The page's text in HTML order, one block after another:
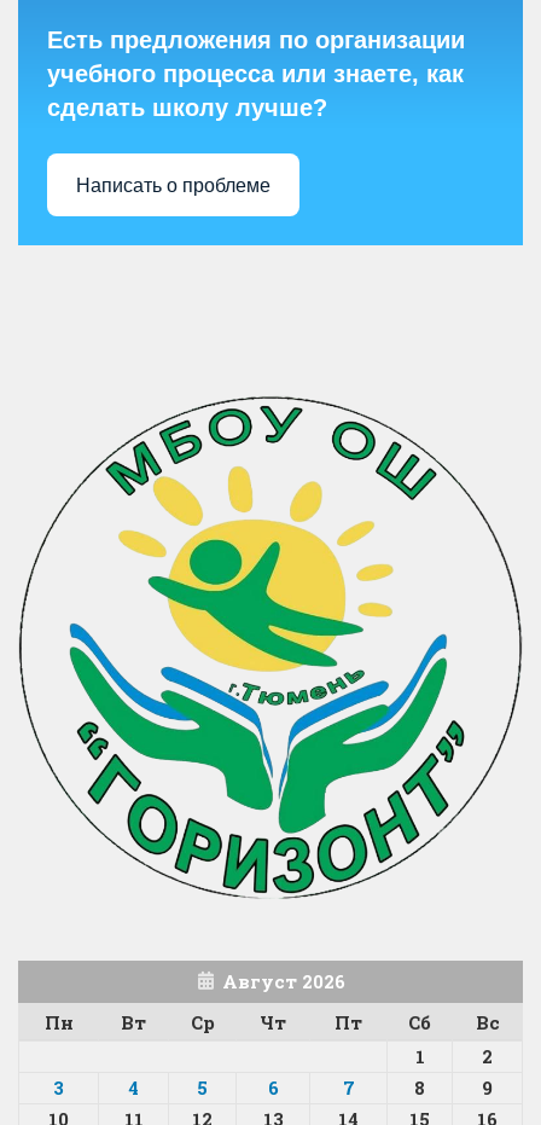
Есть предложения по организации
учебного процесса или знаете, как
сделать школу лучше?
Написать о проблеме
Август 2026
Пн
Вт Ср Чт Пт Сб
Вс
1
2
3
4 5 6 7 8
9
10
11 12 13 14 15
16